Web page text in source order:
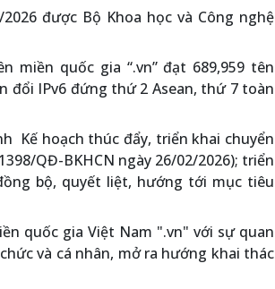
được Bộ Khoa học và Công nghệ
miền quốc gia “.vn” đạt 689,959 tên
đổi IPv6 đứng thứ 2 Asean, thứ 7 toàn
Kế hoạch thúc đẩy, triển khai chuyển
QĐ-BKHCN ngày 26/02/2026); triển
bộ, quyết liệt, hướng tới mục tiêu
quốc gia Việt Nam ".vn" với sự quan
và cá nhân, mở ra hướng khai thác